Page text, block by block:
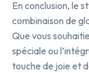
En conclusion, le
combinaison de
Que vous
spéciale ou
touche de joie et